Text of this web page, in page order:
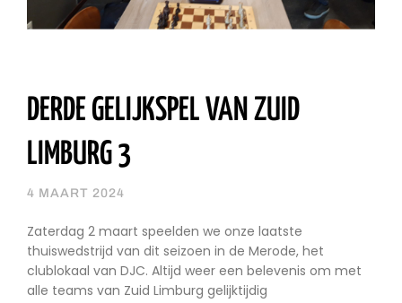
DERDE GELIJKSPEL VAN ZUID
LIMBURG 3
4 MAART 2024
Zaterdag 2 maart speelden we onze laatste
thuiswedstrijd van dit seizoen in de Merode, het
clublokaal van DJC. Altijd weer een belevenis om met
alle teams van Zuid Limburg gelijktijdig